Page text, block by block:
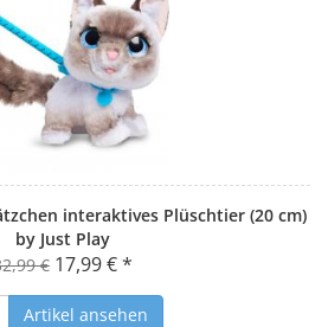
interaktives Plüschtier (20 cm)
by Just Play
€ 17,99 € *
Artikel ansehen